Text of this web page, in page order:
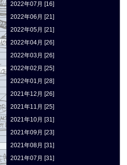
2022年07月 [16]
2022年06月 [21]
2022年05月 [21]
2022年04月 [26]
2022年03月 [26]
2022年02月 [25]
2022年01月 [28]
2021年12月 [26]
2021年11月 [25]
2021年10月 [31]
2021年09月 [23]
2021年08月 [31]
2021年07月 [31]